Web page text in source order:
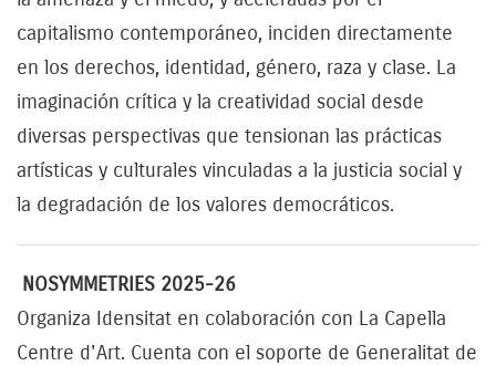
capitalismo contemporáneo, inciden directamente
en los derechos, identidad, género, raza y clase. La
imaginación crítica y la creatividad social desde
diversas perspectivas que tensionan las prácticas
artísticas y culturales vinculadas a la justicia social y
la degradación de los valores democráticos.
NOSYMMETRIES 2025-26
Organiza Idensitat en colaboración con La Capella
Centre d'Art. Cuenta con el soporte de Generalitat de